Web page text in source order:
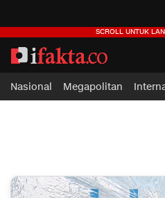
ifakta.co
#pastibenar
Nasional Megapolitan